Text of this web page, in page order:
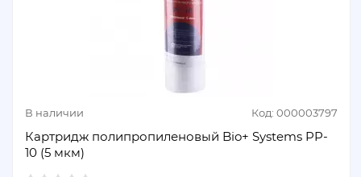
В наличии Код: 000003797
Картридж полипропиленовый Bio+ Systems PP-
10 (5 мкм)